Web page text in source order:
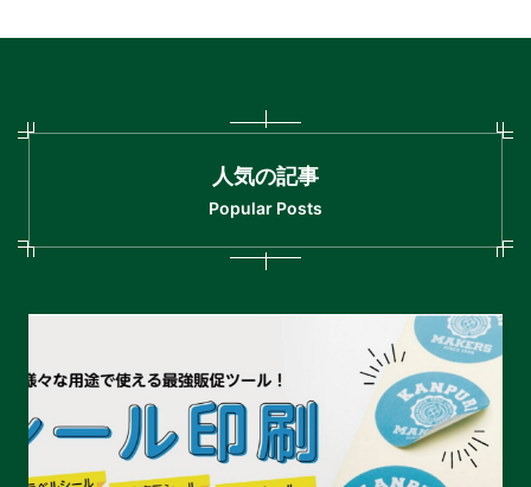
人気の記事
Popular Posts